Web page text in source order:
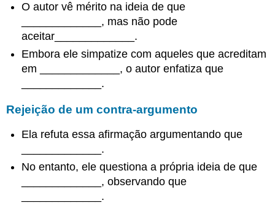
O autor vê mérito na ideia de que
_____________, mas não pode
aceitar_____________.
Embora ele simpatize com aqueles que acreditam
em _____________, o autor enfatiza que
_____________.
Rejeição de um contra-argumento
Ela refuta essa afirmação argumentando que
_____________.
No entanto, ele questiona a própria ideia de que
_____________, observando que
_____________.